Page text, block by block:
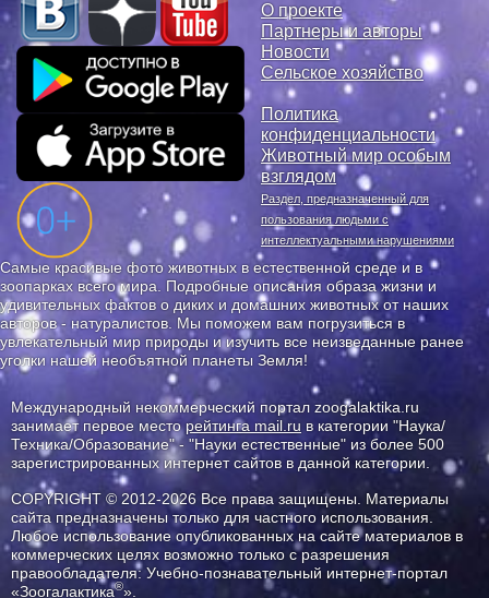
О проекте
Партнеры и авторы
Новости
Сельское хозяйство
Политика
конфиденциальности
Животный мир особым
взглядом
Раздел, предназначенный для
пользования людьми с
интеллектуальными нарушениями
Самые красивые фото животных в естественной среде и в
зоопарках всего мира. Подробные описания образа жизни и
удивительных фактов о диких и домашних животных от наших
авторов - натуралистов. Мы поможем вам погрузиться в
увлекательный мир природы и изучить все неизведанные ранее
уголки нашей необъятной планеты Земля!
Международный некоммерческий портал zoogalaktika.ru
занимает первое месторейтинга mail.ru в категории "Наука/
Техника/Образование" - "Науки естественные" из более 500
зарегистрированных интернет сайтов в данной категории.
COPYRIGHT © 2012-2026 Все права защищены. Материалы
сайта предназначены только для частного использования.
Любое использование опубликованных на сайте материалов в
коммерческих целях возможно только с разрешения
правообладателя: Учебно-познавательный интернет-портал
«Зоогалактика®».